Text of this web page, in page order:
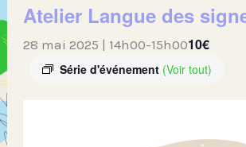
Atelier Langue des
28 mai 2025 | 14h00-15h00
Série d'événement (Voir tout)
10€